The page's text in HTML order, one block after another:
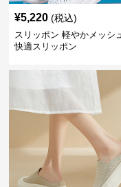
¥5,220 (税込)
スリッポン 軽やかメッシ
快適スリッポン